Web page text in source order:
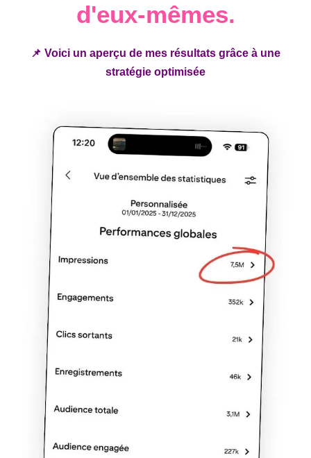
d'eux-mêmes.
📌 Voici un aperçu de mes résultats grâce à une
stratégie optimisée